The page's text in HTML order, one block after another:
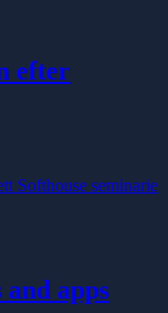
efter
Softhouse seminarie
apps